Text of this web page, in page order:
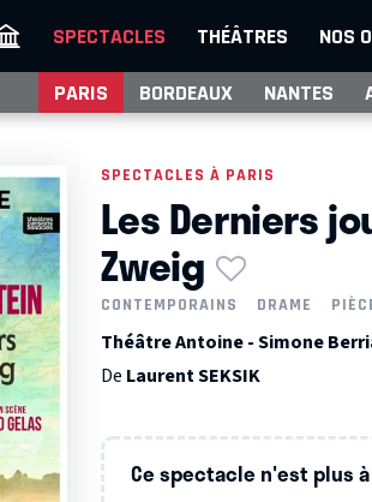
SPECTACLES THÉÂTRES NOS
PARIS BORDEAUX NANTES
SPECTACLES À PARIS
Les Derniers
Zweig
CONTEMPORAINS DRAME
Théâtre Antoine - Simone
De Laurent SEKSIK
Ce spectacle n'est plus à